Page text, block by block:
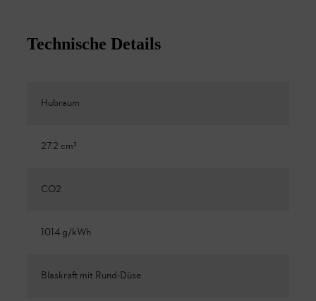
Technische Details
Hubraum
27.2 cm³
CO2
1014 g/kWh
Blaskraft mit Rund-Düse